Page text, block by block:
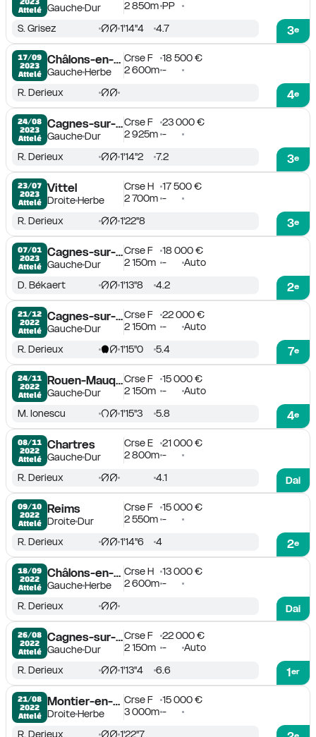
Attelé
GaucheDur
2 850m PP
3e
S. Grisez 1'14''4 4.7
17/09
2023
Attelé
Châlons-en-Champagne
GaucheHerbe
Crse F
18 500 €
2 600m -
4e
R. Derieux
24/08
2023
Attelé
Cagnes-sur-Mer
GaucheDur
Crse F
23 000 €
2 925m -
3e
R. Derieux 1'14''2 7.2
23/07
2023
Attelé
Vittel
DroiteHerbe
Crse H
17 500 €
2 700m -
3e
R. Derieux 1'22''8
07/01
2023
Attelé
Cagnes-sur-Mer
GaucheDur
Crse F
18 000 €
2 150m - Auto
2e
D. Békaert 1'13''8 4.2
21/12
2022
Attelé
Cagnes-sur-Mer
GaucheDur
Crse F
22 000 €
2 150m - Auto
7e
R. Derieux 1'15''0 5.4
24/11
2022
Attelé
Rouen-Mauquenchy
GaucheDur
Crse F
15 000 €
2 150m - Auto
4e
M. Ionescu 1'15''3 5.8
08/11
2022
Attelé
Chartres
GaucheDur
Crse E
21 000 €
2 800m -
Dai
R. Derieux 4.1
09/10
2022
Attelé
Reims
DroiteDur
Crse F
15 000 €
2 550m -
2e
R. Derieux 1'14''6 4
18/09
2022
Attelé
Châlons-en-Champagne
GaucheHerbe
Crse H
13 000 €
2 600m -
Dai
R. Derieux
26/08
2022
Attelé
Cagnes-sur-Mer
GaucheDur
Crse F
22 000 €
2 150m - Auto
1er
R. Derieux 1'13''4 6.6
21/08
2022
Attelé
Montier-en-Der
DroiteHerbe
Crse F
15 000 €
3 000m -
e
R. Derieux